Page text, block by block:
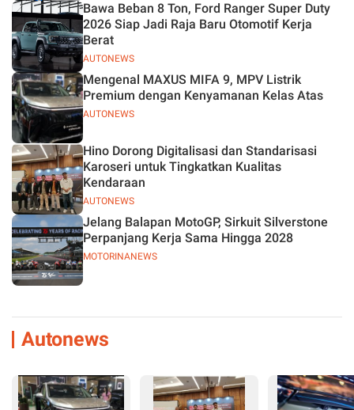
AUTONEWS
Bawa Beban 8 Ton, Ford Ranger Super Duty
2026 Siap Jadi Raja Baru Otomotif Kerja
Berat
AUTONEWS
Mengenal MAXUS MIFA 9, MPV Listrik
Premium dengan Kenyamanan Kelas Atas
AUTONEWS
Hino Dorong Digitalisasi dan Standarisasi
Karoseri untuk Tingkatkan Kualitas
Kendaraan
MOTORINANEWS
Jelang Balapan MotoGP, Sirkuit Silverstone
Perpanjang Kerja Sama Hingga 2028
Autonews